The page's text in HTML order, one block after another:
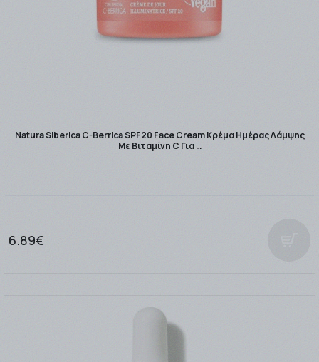
Natura Siberica C-Berrica SPF20 Face Cream Κρέμα Ημέρας Λάμψης
Με Βιταμίνη C Για …
6.89€